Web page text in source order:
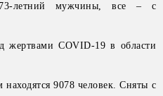
летний мужчины, все – с
жертвами COVID-19 в области
9078 человек. Сняты с